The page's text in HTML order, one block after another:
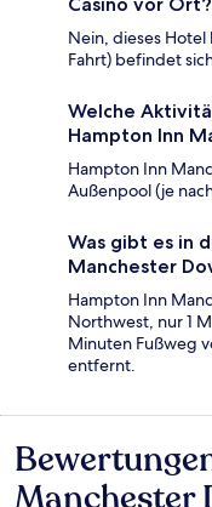
Nein, dieses Hotel
Fahrt) befindet
Welche
Hampton Inn
Hampton Inn
Außenpool (je
Was gibt es in
Manchester
Hampton Inn
Northwest, nur 1
Minuten Fußweg
entfernt.
Bewertungen